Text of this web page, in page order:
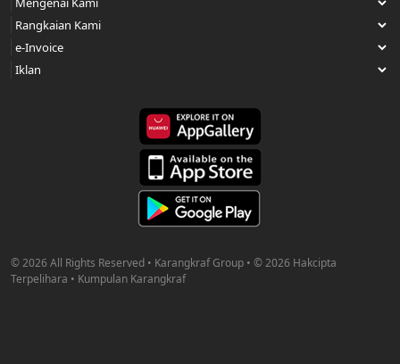
© 2026 All Rights Reserved • Karangkraf Group • © 2026 Hakcipta
Terpelihara • Kumpulan Karangkraf